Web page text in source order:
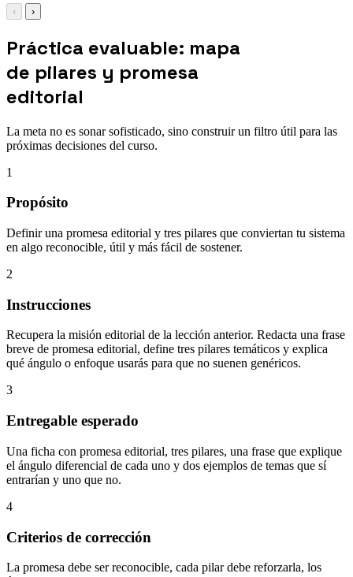
‹ ›
Práctica evaluable: mapa
de pilares y promesa
editorial
La meta no es sonar sofisticado, sino construir un filtro útil para las
próximas decisiones del curso.
1
Propósito
Definir una promesa editorial y tres pilares que conviertan tu sistema
en algo reconocible, útil y más fácil de sostener.
2
Instrucciones
Recupera la misión editorial de la lección anterior. Redacta una frase
breve de promesa editorial, define tres pilares temáticos y explica
qué ángulo o enfoque usarás para que no suenen genéricos.
3
Entregable esperado
Una ficha con promesa editorial, tres pilares, una frase que explique
el ángulo diferencial de cada uno y dos ejemplos de temas que sí
entrarían y uno que no.
4
Criterios de corrección
La promesa debe ser reconocible, cada pilar debe reforzarla, los